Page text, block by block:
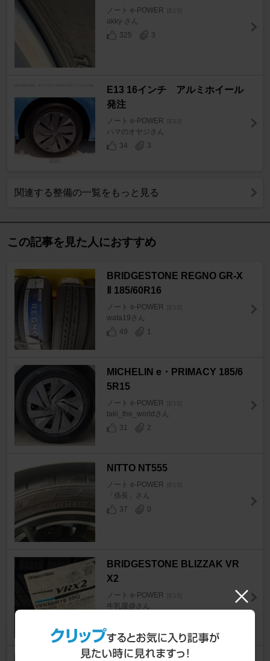
ノート e-POWER [E13]
akky-さん
325
3
E13 16インチ アルミホイール
発注
ノート e-POWER [E13]
ハマのオヤジさん
34
3
関連する整備の一覧をもっと見る
この記事を見た人におすすめ
BRIDGESTONE REGNO GR-X
Ⅱ 185/60R16
ノート e-POWER [E13]
wata19さん
49
1
MICHELIN e・PRIMACY 185/6
5R15
ノート e-POWER [E13]
taki_the_worldさん
31
2
NITTO NT555
ノート e-POWER [E13]
「係長」さん
37
0
BRIDGESTONE BLIZZAK VR
X2
ノート e-POWER [E13]
牛乳屋@さん